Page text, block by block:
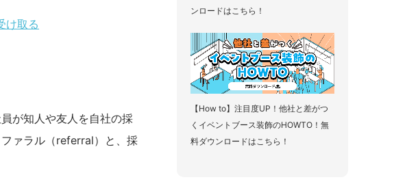
け取る
が知人や友人を自社の採
ァラル（referral）と、採
ンロードはこちら！
【How to】注目度UP！他社と差がつ
くイベントブース装飾のHOWTO！無
料ダウンロードはこちら！